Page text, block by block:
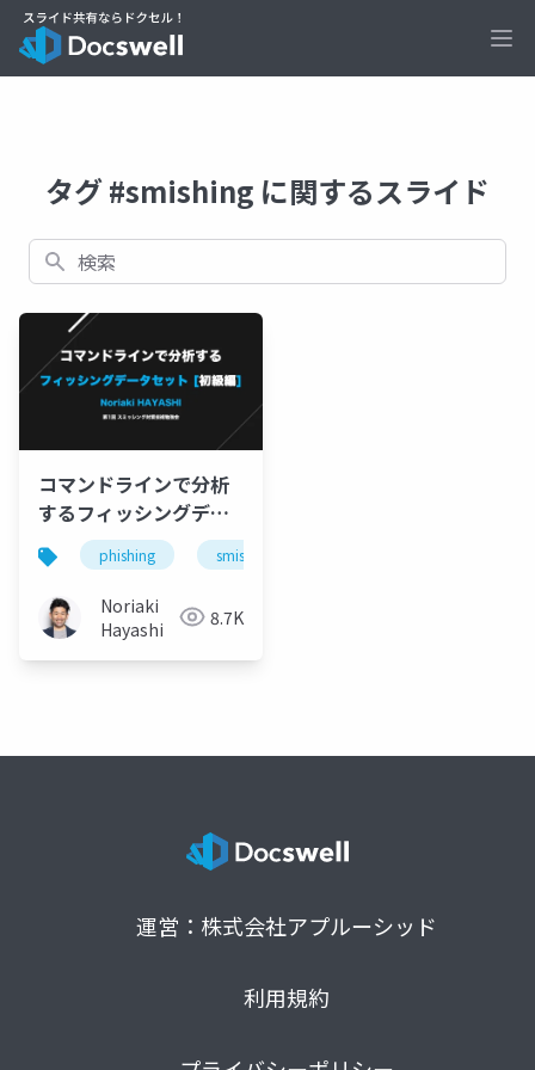
タグ #smishing に関するスライド
検索
コマンドラインで分析
するフィッシングデー
タセット（初級編）
phishing smishing
Noriaki
Hayashi
8.7K
運営：株式会社アプルーシッド
利用規約